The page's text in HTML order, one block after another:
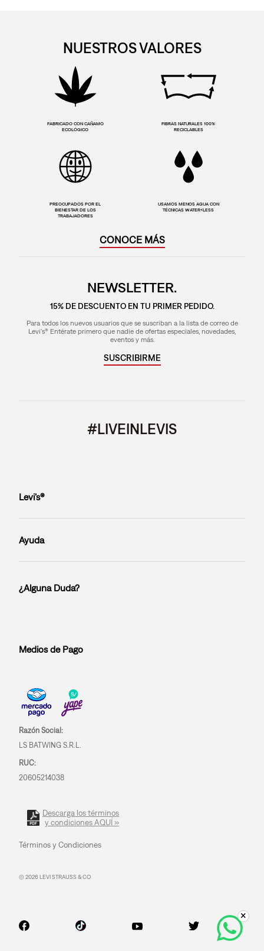
NUESTROS VALORES
FABRICADO CON CAÑAMO
ECOLÓGICO
FIBRAS NATURALES 100%
RECICLABLES
PREOCUPADOS POR EL
BIENESTAR DE LOS
TRABAJADORES
USAMOS MENOS AGUA CON
TÉCNICAS WATER<LESS
CONOCE MÁS
NEWSLETTER.
15% DE DESCUENTO EN TU PRIMER PEDIDO.
Para todos los nuevos usuarios que se suscriban a la lista de correo de
Levi's® Entérate primero que nadie de ofertas especiales, novedades,
eventos y más.
SUSCRIBIRME
#LIVEINLEVIS
Levi’s®
Ayuda
¿Alguna Duda?
Medios de Pago
Razón Social:
LS BATWING S.R.L.
RUC:
20605214038
Descarga los términos
y condiciones AQUÍ »
Términos y Condiciones
© 2026 LEVI STRAUSS & CO